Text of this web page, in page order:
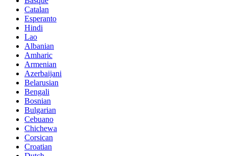
Catalan
Esperanto
Hindi
Lao
Albanian
Amharic
Armenian
Azerbaijani
Belarusian
Bengali
Bosnian
Bulgarian
Cebuano
Chichewa
Corsican
Croatian